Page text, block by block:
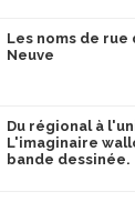
Les noms de rue
Neuve
Du régional à
L'imaginaire
bande dessinée.